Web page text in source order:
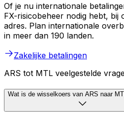
Of je nu internationale
FX-risicobeheer nodig hebt, bij
adres. Plan internationale
in meer dan 190 landen.
Zakelijke betalingen
ARS tot MTL veelgestelde
Wat is de wisselkoers van ARS naar